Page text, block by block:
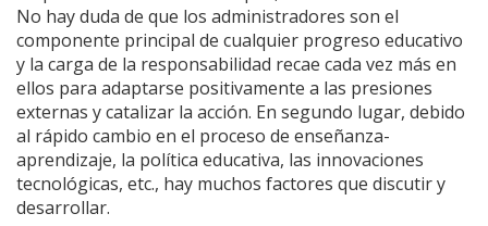
No hay duda de que los administradores son el
componente principal de cualquier progreso educativo
y la carga de la responsabilidad recae cada vez más en
ellos para adaptarse positivamente a las presiones
externas y catalizar la acción. En segundo lugar, debido
al rápido cambio en el proceso de enseñanza-
aprendizaje, la política educativa, las innovaciones
tecnológicas, etc., hay muchos factores que discutir y
desarrollar.